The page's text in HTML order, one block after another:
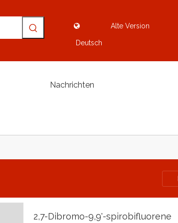
Deutsch
Alte Version
Nachrichten
2,7-Dibromo-9,9'-spirobifluorene